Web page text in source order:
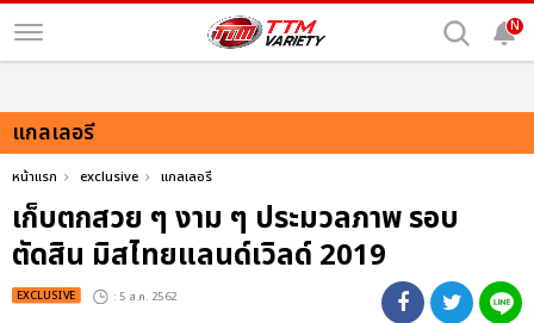
N
แกลเลอรี
หน้าแรก exclusive แกลเลอรี
เก็บตกสวย ๆ งาม ๆ ประมวลภาพ รอบ
ตัดสิน มิสไทยแลนด์เวิลด์ 2019
EXCLUSIVE : 5 ส.ค. 2562